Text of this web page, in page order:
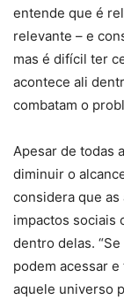
entende que é
relevante – e
mas é difícil ter
acontece ali
combatam o
Apesar de todas
diminuir o
considera que
impactos sociais
dentro delas.
podem acessar
aquele universo